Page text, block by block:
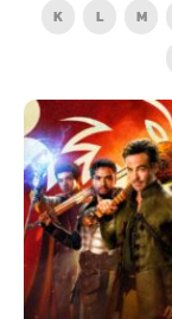
K
L M
HD